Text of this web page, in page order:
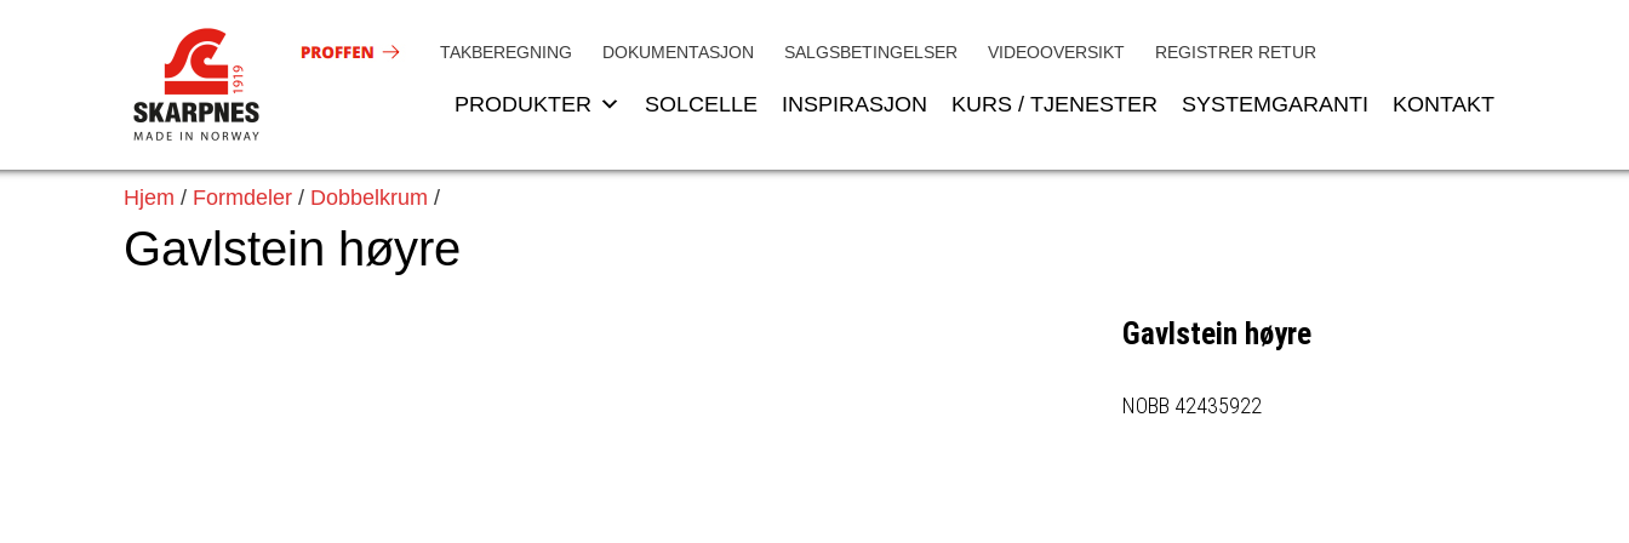
TAKBEREGNING DOKUMENTASJON SALGSBETINGELSER VIDEOOVERSIKT REGISTRER RETUR
PRODUKTER SOLCELLE INSPIRASJON KURS / TJENESTER SYSTEMGARANTI KONTAKT
Hjem / Formdeler / Dobbelkrum /
Gavlstein høyre
Gavlstein høyre
NOBB 42435922